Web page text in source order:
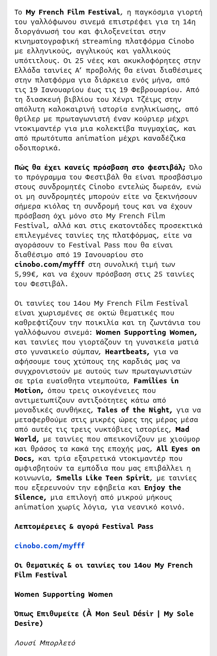
Το My French Film Festival, η παγκόσμια γιορτή
του γαλλόφωνου σινεμά επιστρέφει για τη 14η
διοργάνωσή του και φιλοξενείται στην
κινηματογραφική streaming πλατφόρμα Cinobo
με ελληνικούς, αγγλικούς και γαλλικούς
υπότιτλους. Οι 25 νέες και ακυκλοφόρητες στην
Ελλάδα ταινίες Α’ προβολής θα είναι διαθέσιμες
στην πλατφόρμα για διάρκεια ενός μήνα, από
τις 19 Ιανουαρίου έως τις 19 Φεβρουαρίου. Από
τη διασκευή βιβλίου του Χένρι Τζέιμς στην
απόλυτη καλοκαιρινή ιστορία ενηλικίωσης, από
θρίλερ με πρωταγωνιστή έναν κούριερ μέχρι
ντοκιμαντέρ για μια κολεκτίβα πυγμαχίας, και
από πρωτότυπα animation μέχρι καναδέζικα
οδοιπορικά.
Πώς θα έχει κανείς πρόσβαση στο φεστιβάλ;Όλο
το πρόγραμμα του Φεστιβάλ θα είναι προσβάσιμο
στους συνδρομητές Cinobo εντελώς δωρεάν, ενώ
οι μη συνδρομητές μπορούν είτε να ξεκινήσουν
σήμερα κιόλας τη συνδρομή τους και να έχουν
πρόσβαση όχι μόνο στο My French Film
Festival, αλλά και στις εκατοντάδες προσεκτικά
επιλεγμένες ταινίες της πλατφόρμας, είτε να
αγοράσουν το Festival Pass που θα είναι
διαθέσιμο από 19 Ιανουαρίου στο
cinobo.com/myfff στη συνολική τιμή των
5,99€, και να έχουν πρόσβαση στις 25 ταινίες
του Φεστιβάλ.
Οι ταινίες του 14ου My French Film Festival
είναι χωρισμένες σε οκτώ θεματικές που
καθρεφτίζουν την ποικιλία και τη ζωντάνια του
γαλλόφωνου σινεμά: Women Supporting Women,
και ταινίες που γιορτάζουν τη γυναικεία ματιά
στο γυναικείο σύμπαν, Heartbeats, για να
αφήσουμε τους χτύπους της καρδιάς μας να
συγχρονιστούν με αυτούς των πρωταγωνιστών
σε τρία ευαίσθητα ντεμπούτα, Families in
Motion, όπου τρεις οικογένειες που
αντιμετωπίζουν αντιξοότητες κάτω από
μοναδικές συνθήκες, Tales of the Night, για να
μεταφερθούμε στις μικρές ώρες της μέρας μέσα
από αυτές τις τρεις νυκτόβιες ιστορίες, Mad
World, με ταινίες που απεικονίζουν με χιούμορ
και θράσος τα κακά της εποχής μας, All Eyes on
Docs, και τρία εξαιρετικά ντοκιμαντέρ που
αμφισβητούν τα εμπόδια που μας επιβάλλει η
κοινωνία, Smells Like Teen Spirit, με ταινίες
που εξερευνούν την εφηβεία και Enjoy the
Silence, μια επιλογή από μικρού μήκους
animation χωρίς λόγια, για νεανικό κοινό.
Λεπτομέρειες & αγορά Festival Pass
cinobo.com/myfff
Οι θεματικές & οι ταινίες του 14ου My French
Film Festival
Women Supporting Women
Όπως Επιθυμείτε (À Mon Seul Désir | My Sole
Desire)
Λουσί Μπορλετό